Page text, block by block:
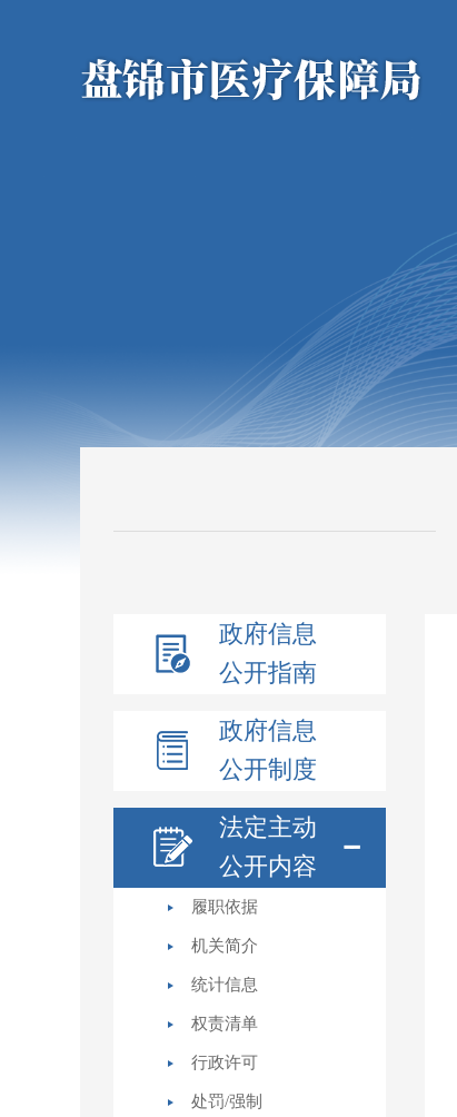
政府信息
公开指南
政府信息
公开制度
法定主动
公开内容
履职依据
机关简介
统计信息
权责清单
行政许可
处罚/强制